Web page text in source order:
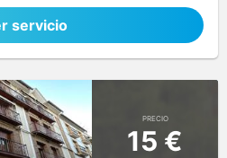
servicio
PRECIO
15 €